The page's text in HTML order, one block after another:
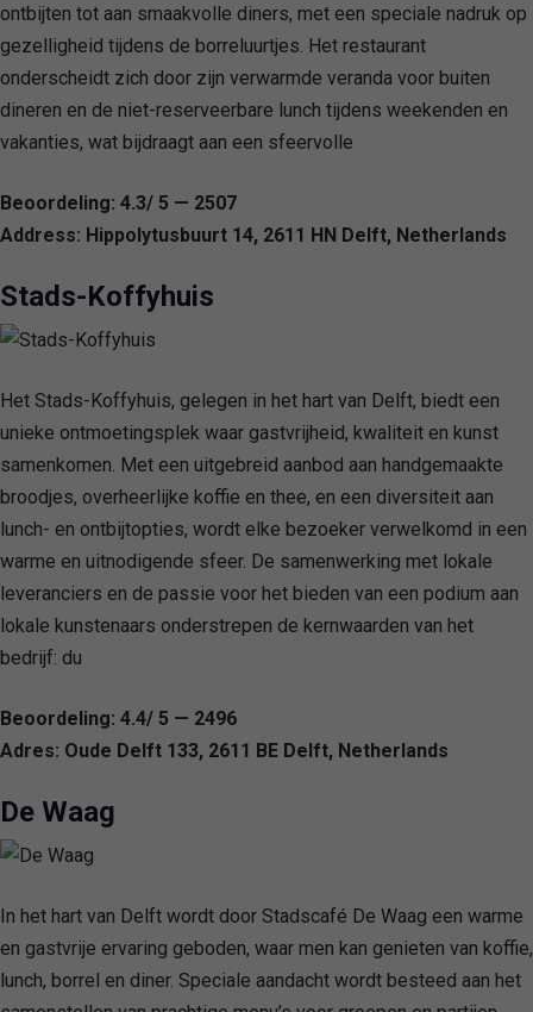
ontbijten tot aan smaakvolle diners, met een speciale nadruk op
gezelligheid tijdens de borreluurtjes. Het restaurant
onderscheidt zich door zijn verwarmde veranda voor buiten
dineren en de niet-reserveerbare lunch tijdens weekenden en
vakanties, wat bijdraagt aan een sfeervolle
Beoordeling: 4.3/ 5 — 2507
Address: Hippolytusbuurt 14, 2611 HN Delft, Netherlands
Stads-Koffyhuis
Het Stads-Koffyhuis, gelegen in het hart van Delft, biedt een
unieke ontmoetingsplek waar gastvrijheid, kwaliteit en kunst
samenkomen. Met een uitgebreid aanbod aan handgemaakte
broodjes, overheerlijke koffie en thee, en een diversiteit aan
lunch- en ontbijtopties, wordt elke bezoeker verwelkomd in een
warme en uitnodigende sfeer. De samenwerking met lokale
leveranciers en de passie voor het bieden van een podium aan
lokale kunstenaars onderstrepen de kernwaarden van het
bedrijf: du
Beoordeling: 4.4/ 5 — 2496
Adres: Oude Delft 133, 2611 BE Delft, Netherlands
De Waag
In het hart van Delft wordt door Stadscafé De Waag een warme
en gastvrije ervaring geboden, waar men kan genieten van koffie,
lunch, borrel en diner. Speciale aandacht wordt besteed aan het